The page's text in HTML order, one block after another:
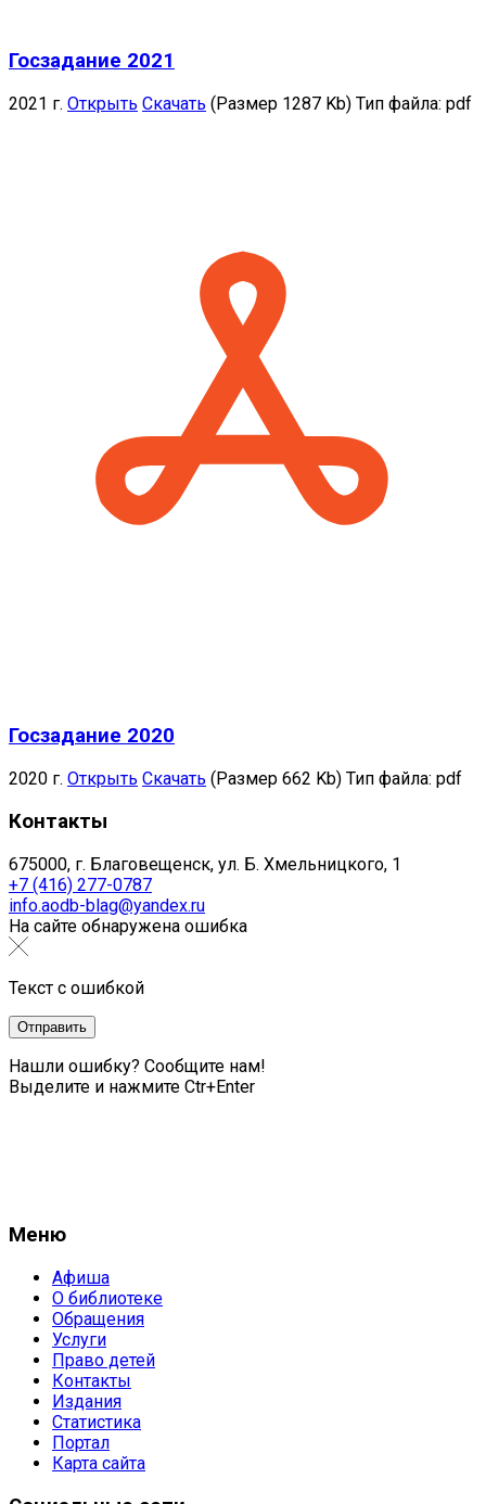
Госзадание 2021
2021 г. Открыть Скачать (Размер 1287 Kb) Тип файла: pdf
Госзадание 2020
2020 г. Открыть Скачать (Размер 662 Kb) Тип файла: pdf
Контакты
675000, г. Благовещенск, ул. Б. Хмельницкого, 1
+7 (416) 277-0787
info.aodb-blag@yandex.ru
На сайте обнаружена ошибка
Текст с ошибкой
Нашли ошибку? Сообщите нам!
Выделите и нажмите Ctr+Enter
Меню
Афиша
О библиотеке
Обращения
Услуги
Право детей
Контакты
Издания
Статистика
Портал
Карта сайта